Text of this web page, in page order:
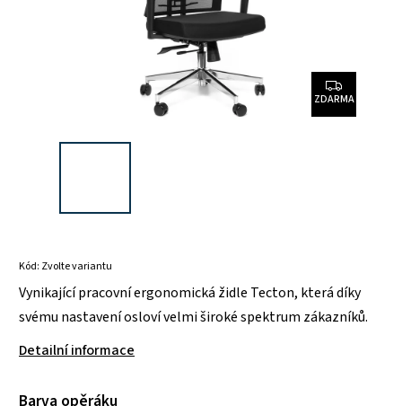
ZDARMA
Kód: Zvolte variantu
Vynikající pracovní ergonomická židle Tecton, která díky
svému nastavení osloví velmi široké spektrum zákazníků.
Detailní informace
Barva opěráku